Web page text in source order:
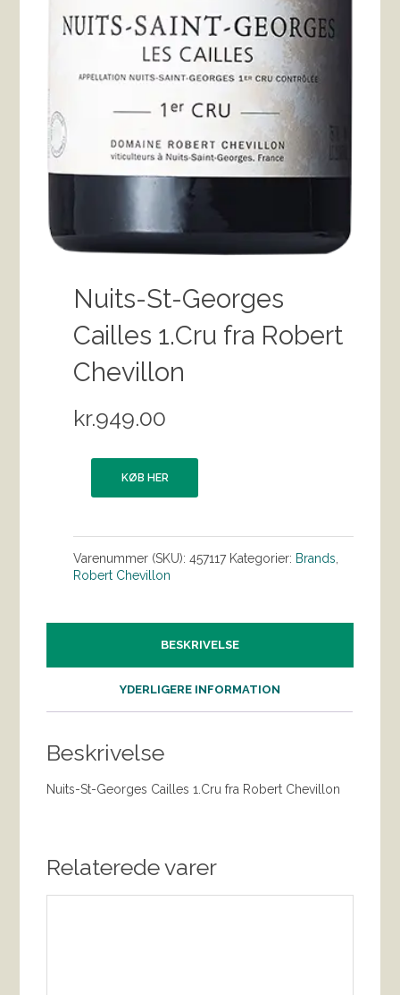
Nuits-St-Georges
Cailles 1.Cru fra Robert
Chevillon
kr.949.00
KØB HER
Varenummer (SKU):457117 Kategorier: Brands
Robert Chevillon
BESKRIVELSE
YDERLIGERE INFORMATION
Beskrivelse
Nuits-St-Georges Cailles 1.Cru fra Robert Chevillon
Relaterede varer